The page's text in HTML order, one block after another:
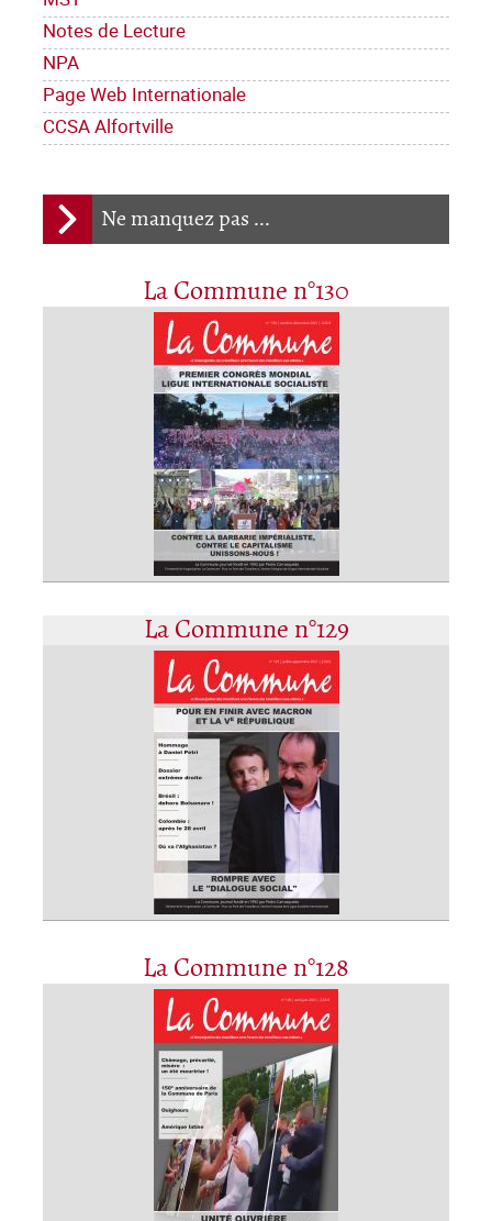
Notes de Lecture
NPA
Page Web Internationale
CCSA Alfortville
Ne manquez pas ...
La Commune n°130
La Commune n°129
La Commune n°128